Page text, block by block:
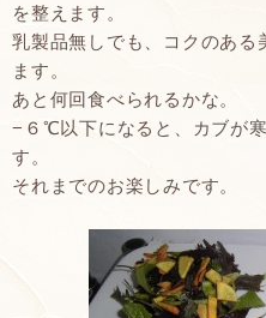
を整えます。
乳製品無しでも、コクのある
ます。
あと何回食べられるかな。
−６℃以下になると、カブが
す。
それまでのお楽しみです。